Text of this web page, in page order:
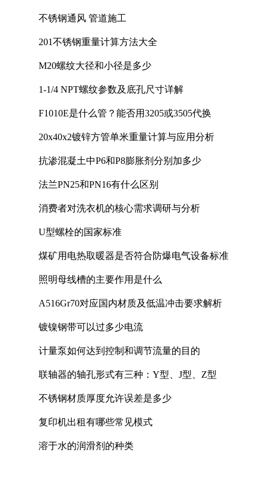
不锈钢通风 管道施工
201不锈钢重量计算方法大全
M20螺纹大径和小径是多少
1-1/4 NPT螺纹参数及底孔尺寸详解
F1010E是什么管？能否用3205或3505代换
20x40x2镀锌方管单米重量计算与应用分析
抗渗混凝土中P6和P8膨胀剂分别加多少
法兰PN25和PN16有什么区别
消费者对洗衣机的核心需求调研与分析
U型螺栓的国家标准
煤矿用电热取暖器是否符合防爆电气设备标准
照明母线槽的主要作用是什么
A516Gr70对应国内材质及低温冲击要求解析
镀镍钢带可以过多少电流
计量泵如何达到控制和调节流量的目的
联轴器的轴孔形式有三种：Y型、J型、Z型
不锈钢材质厚度允许误差是多少
复印机出租有哪些常见模式
溶于水的润滑剂的种类